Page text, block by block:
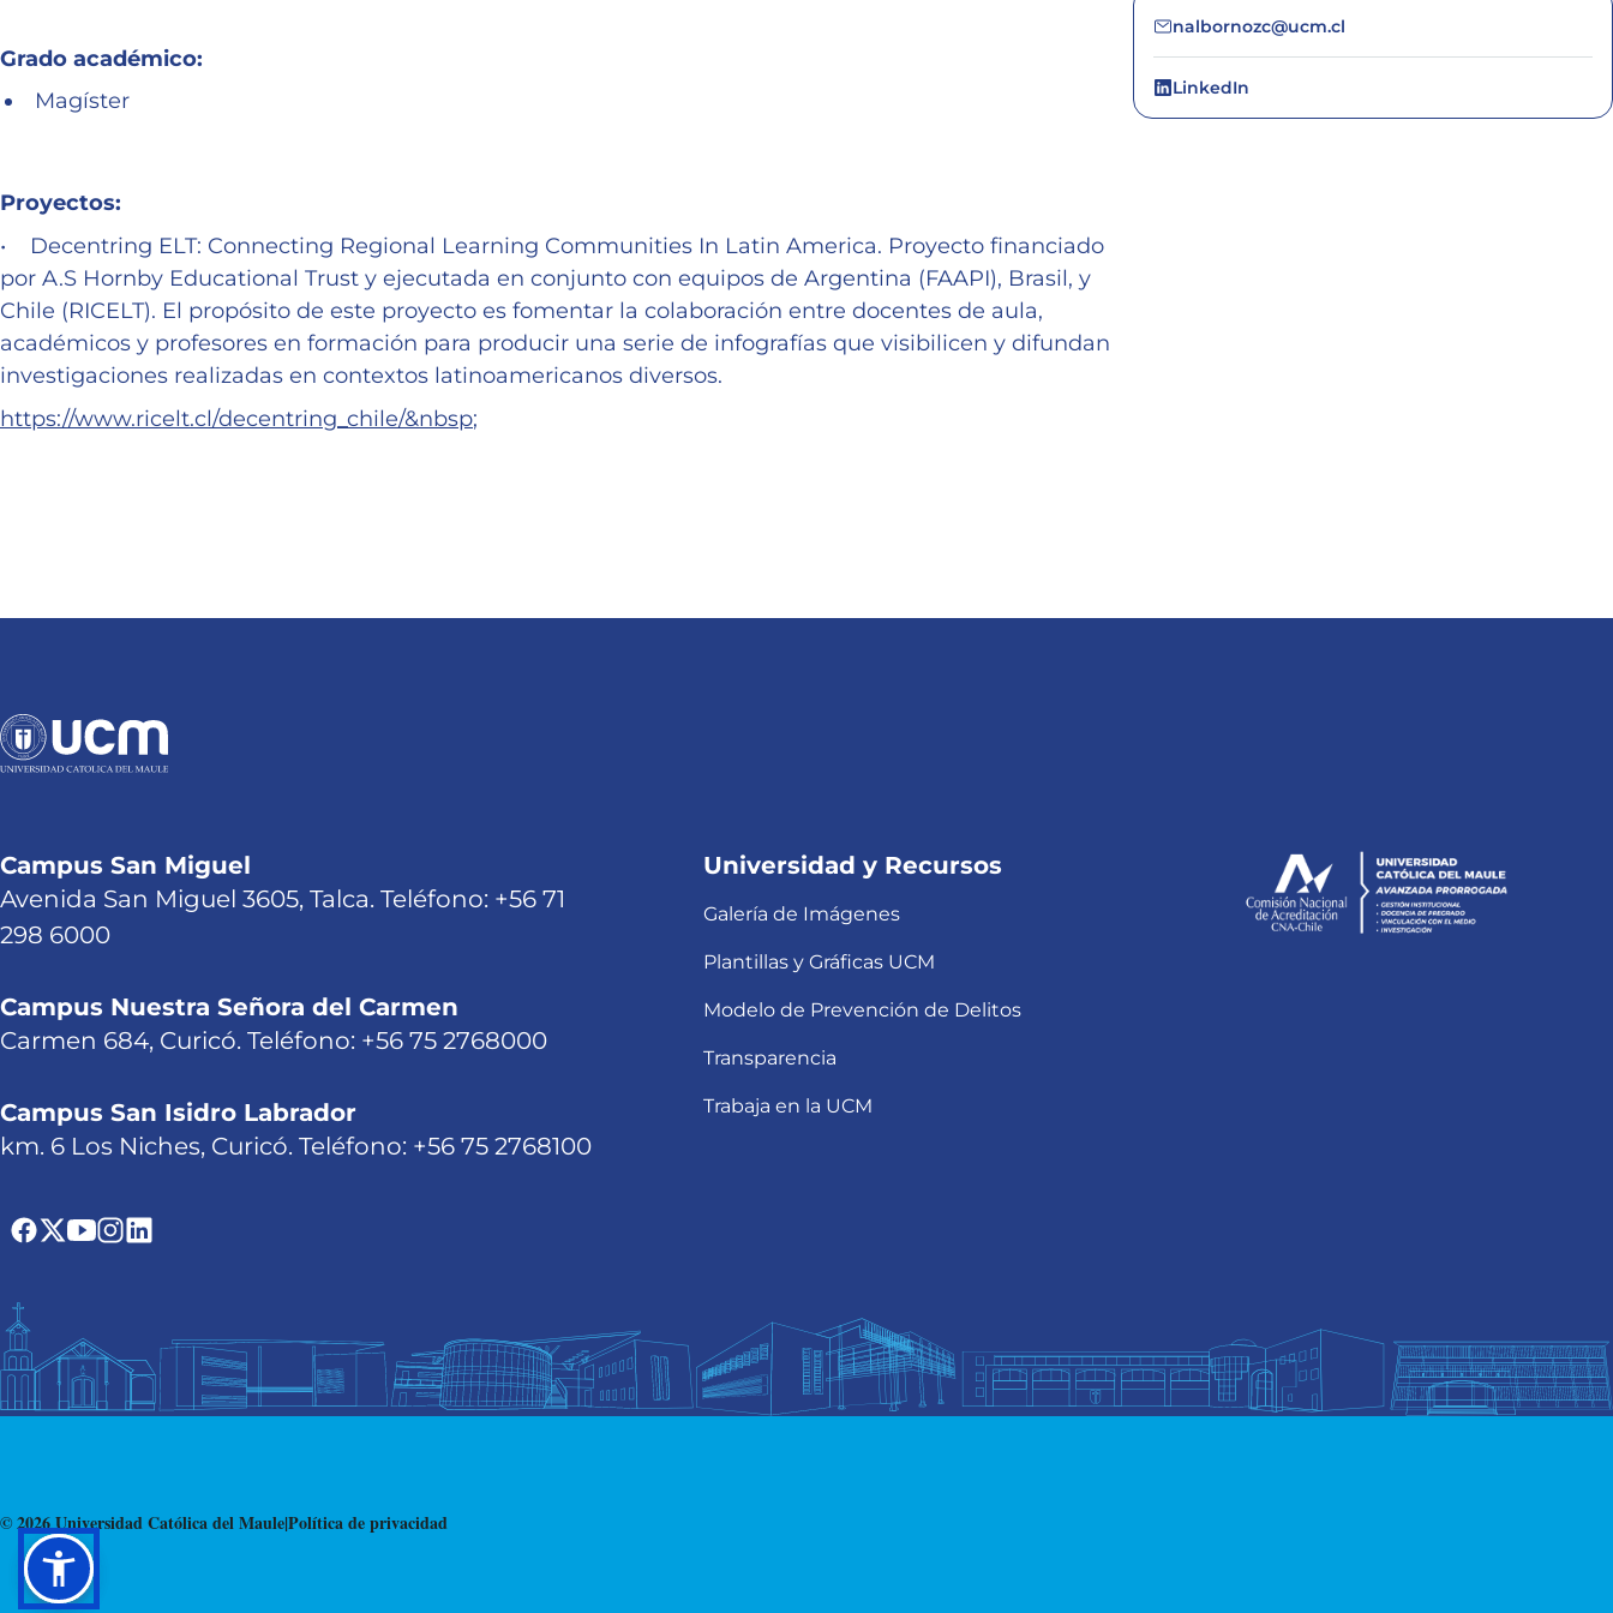
Grado académico:
Magíster
Proyectos:
• Decentring ELT: Connecting Regional Learning Communities In Latin America. Proyecto financiado
por A.S Hornby Educational Trust y ejecutada en conjunto con equipos de Argentina (FAAPI), Brasil, y
Chile (RICELT). El propósito de este proyecto es fomentar la colaboración entre docentes de aula,
académicos y profesores en formación para producir una serie de infografías que visibilicen y difundan
investigaciones realizadas en contextos latinoamericanos diversos.
https://www.ricelt.cl/decentring_chile/&nbsp;
nalbornozc@ucm.cl
LinkedIn
Campus San Miguel
Avenida San Miguel 3605, Talca. Teléfono: +56 71
298 6000
Campus Nuestra Señora del Carmen
Carmen 684, Curicó. Teléfono: +56 75 2768000
Campus San Isidro Labrador
km. 6 Los Niches, Curicó. Teléfono: +56 75 2768100
Universidad y Recursos
Galería de Imágenes
Plantillas y Gráficas UCM
Modelo de Prevención de Delitos
Transparencia
Trabaja en la UCM
© 2026 Universidad Católica del Maule|Política de privacidad